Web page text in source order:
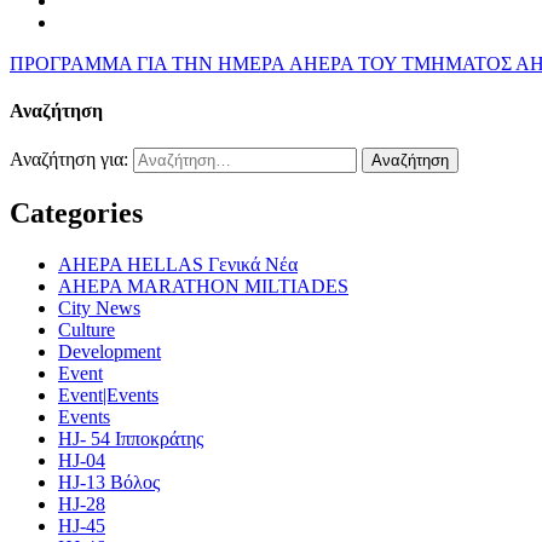
ΠΡΟΓΡΑΜΜΑ ΓΙΑ ΤΗΝ ΗΜΕΡΑ AHEPA ΤΟΥ ΤΜΗΜΑΤΟΣ
Αναζήτηση
Αναζήτηση για:
Categories
AHEPA HELLAS Γενικά Νέα
AHEPA MARATHON MILTIADES
City News
Culture
Development
Event
Event|Events
Events
HJ- 54 Ιπποκράτης
HJ-04
HJ-13 Βόλος
HJ-28
HJ-45